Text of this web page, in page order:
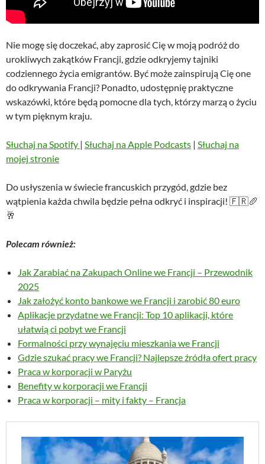
Nie mogę się doczekać, aby zaprosić Cię w moją podróż do
urokliwych zakątków Francji, gdzie odkryjemy tajniki
codziennego życia emigrantów. Być może zainspirują Cię one
do odkrywania Francji? Ponadto, udostępnię praktyczne
wskazówki, które będą pomocne dla tych, którzy marzą o życiu
w tym pięknym kraju.
Słuchaj na Spotify | Słuchaj na Apple Podcasts | Słuchaj na
mojej stronie
Do usłyszenia w świecie francuskich przygód, gdzie bez
wątpienia każda chwila będzie pełna odkryć i inspiracji! 🇫🇷🥖
🥂
Polecam również:
Jak Zarabiać na Zakupach Online we Francji – Przewodnik
2025
Jak założyć konto bankowe we Francji i zarobić 80 euro
Aplikacje przydatne we Francji: Top 10 aplikacji, które
ułatwią ci pobyt we Francji
Formalności przy wynajęciu mieszkania we Francji
Gdzie szukać pracy we Francji? Najlepsze źródła ofert pracy
Praca w korporacji w Paryżu
Benefity w korporacji we Francji
Praca w korporacji – mity i fakty – Francja